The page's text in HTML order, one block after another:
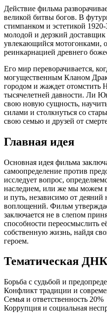
Действие фильма
великой битвы богов. В
стимпанком и эстетикой
молодой и дерзкий
увлекающийся мотогонками,
реинкарнацией древнего
Его мир переворачивается,
могущественным Кланом
городом и жаждет отомстить
тысячелетней давности. Ли
свою новую сущность,
силами и столкнуться со
свою семью и друзей от
Главная идея
Основная идея фильма
самоопределение против
исследует вопрос,
наследием, или же мы можем
и путь, независимо от
воплощений. Фильм
заключается не в слепом
способности переосмыслить
собственную жизнь, найдя
героем.
Тематическая ДНК
Борьба с судьбой и
Конфликт традиции и
Семья и ответственность 20%
Коррупция и социальная